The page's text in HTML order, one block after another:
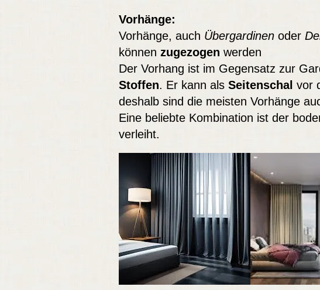
Vorhänge:
Vorhänge, auch Übergardinen oder
können zugezogen werden
Der Vorhang ist im Gegensatz zur
Stoffen. Er kann als Seitenschal vor
deshalb sind die meisten Vorhänge
Eine beliebte Kombination ist der
verleiht.